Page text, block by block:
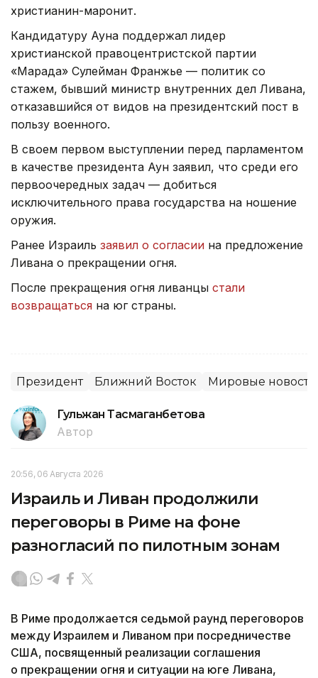
христианин-маронит.
Кандидатуру Ауна поддержал лидер
христианской правоцентристской партии
«Марада» Сулейман Франжье — политик со
стажем, бывший министр внутренних дел Ливана,
отказавшийся от видов на президентский пост в
пользу военного.
В своем первом выступлении перед парламентом
в качестве президента Аун заявил, что среди его
первоочередных задач — добиться
исключительного права государства на ношение
оружия.
Ранее Израиль заявил о согласии на предложение
Ливана о прекращении огня.
После прекращения огня ливанцы стали
возвращаться на юг страны.
Президент Ближний Восток Мировые новости
Гульжан Тасмаганбетова
Автор
20:56, 06 Августа 2026
Израиль и Ливан продолжили
переговоры в Риме на фоне
разногласий по пилотным зонам
В Риме продолжается седьмой раунд переговоров
между Израилем и Ливаном при посредничестве
США, посвященный реализации соглашения
о прекращении огня и ситуации на юге Ливана,